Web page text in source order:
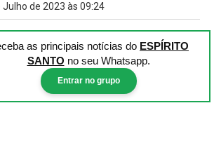
de 2023 às 09:24
as principais notícias do ESPÍRITO
SANTO no seu Whatsapp.
Entrar no grupo